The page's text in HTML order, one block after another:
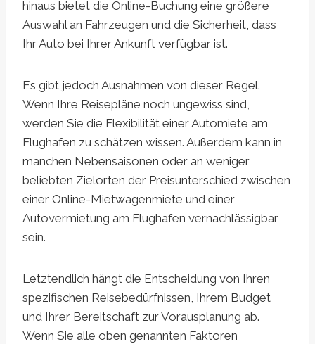
hinaus bietet die Online-Buchung eine größere
Auswahl an Fahrzeugen und die Sicherheit, dass
Ihr Auto bei Ihrer Ankunft verfügbar ist.
Es gibt jedoch Ausnahmen von dieser Regel.
Wenn Ihre Reisepläne noch ungewiss sind,
werden Sie die Flexibilität einer Automiete am
Flughafen zu schätzen wissen. Außerdem kann in
manchen Nebensaisonen oder an weniger
beliebten Zielorten der Preisunterschied zwischen
einer Online-Mietwagenmiete und einer
Autovermietung am Flughafen vernachlässigbar
sein.
Letztendlich hängt die Entscheidung von Ihren
spezifischen Reisebedürfnissen, Ihrem Budget
und Ihrer Bereitschaft zur Vorausplanung ab.
Wenn Sie alle oben genannten Faktoren